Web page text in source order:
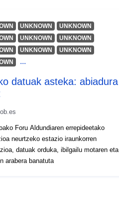
UNKNOWN
UNKNOWN
UNKNOWN
UNKNOWN
UNKNOWN
UNKNOWN
...
datuak asteka:
Foru Aldundiaren errepideetako
neurtzeko estazio iraunkorren
datuak orduka, ibilgailu motaren eta
arabera banatuta